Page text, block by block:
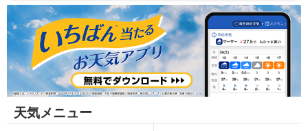
天気メニュー